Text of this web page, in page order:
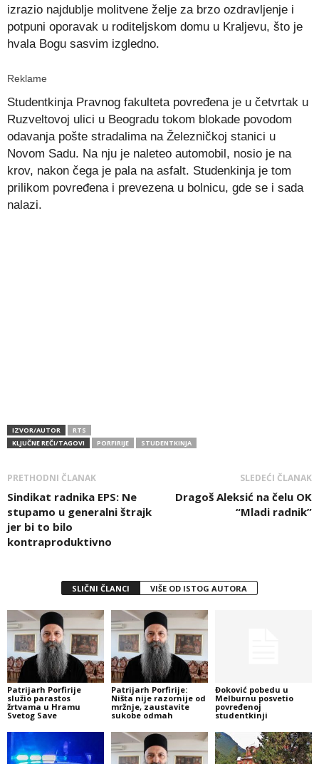
izrazio najdublje molitvene želje za brzo ozdravljenje i
potpuni oporavak u roditeljskom domu u Kraljevu, što je
hvala Bogu sasvim izgledno.
Reklame
Studentkinja Pravnog fakulteta povređena je u četvrtak u
Ruzveltovoj ulici u Beogradu tokom blokade povodom
odavanja pošte stradalima na Železničkoj stanici u
Novom Sadu. Na nju je naleteo automobil, nosio je na
krov, nakon čega je pala na asfalt. Studenkinja je tom
prilikom povređena i prevezena u bolnicu, gde se i sada
nalazi.
IZVOR/AUTOR
RTS
KLJUČNE REČI/TAGOVI
PORFIRIJE STUDENTKINJA
PRETHODNI ČLANAK
Sindikat radnika EPS: Ne
stupamo u generalni štrajk
jer bi to bilo
kontraproduktivno
SLEDEĆI ČLANAK
Dragoš Aleksić na čelu OK
“Mladi radnik”
SLIČNI ČLANCI VIŠE OD ISTOG AUTORA
Patrijarh Porfirije
služio parastos
žrtvama u Hramu
Svetog Save
Patrijarh Porfirije:
Ništa nije razornije od
mržnje, zaustavite
sukobe odmah
Đoković pobedu u
Melburnu posvetio
povređenoj
studentkinji